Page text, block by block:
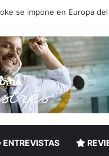
bilingüe en
ENTREVISTAS